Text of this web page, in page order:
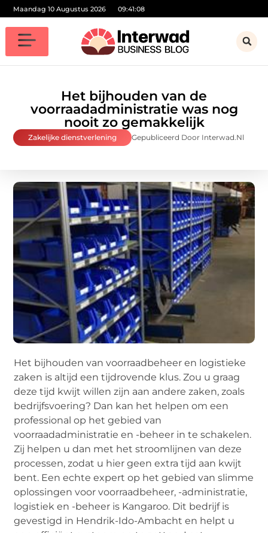
Maandag 10 Augustus 2026 09:41:09
Het bijhouden van de
voorraadadministratie was nog
nooit zo gemakkelijk
Zakelijke dienstverlening Gepubliceerd Door Interwad.nl
Het bijhouden van voorraadbeheer en logistieke
zaken is altijd een tijdrovende klus. Zou u graag
deze tijd kwijt willen zijn aan andere zaken, zoals
bedrijfsvoering? Dan kan het helpen om een
professional op het gebied van
voorraadadministratie en -beheer in te schakelen.
Zij helpen u dan met het stroomlijnen van deze
processen, zodat u hier geen extra tijd aan kwijt
bent. Een echte expert op het gebied van slimme
oplossingen voor voorraadbeheer, -administratie,
logistiek en -beheer is Kangaroo. Dit bedrijf is
gevestigd in Hendrik-Ido-Ambacht en helpt u